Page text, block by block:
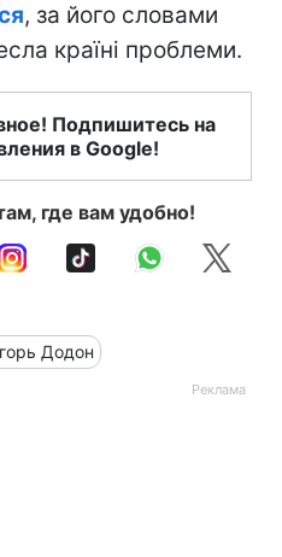
, за його словами
країні проблеми.
Подпишитесь на
в Google!
где вам удобно!
Додон